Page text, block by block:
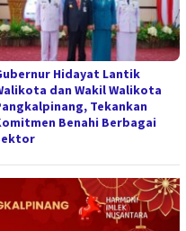
Hidayat Lantik
dan Wakil Walikota
Tekankan
Benahi Berbagai